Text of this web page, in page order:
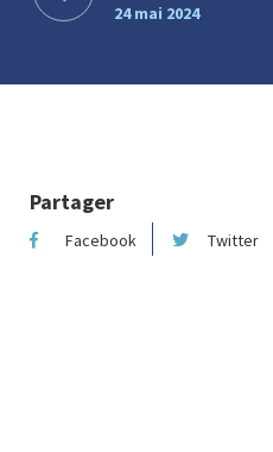
24 mai 2024
Partager
Facebook Twitter